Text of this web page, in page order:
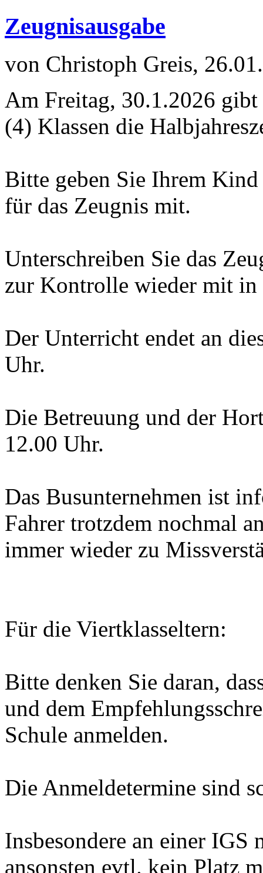
Zeugnisausgabe
von Christoph Greis,
Am Freitag, 30.1.2026
(4) Klassen die
Bitte geben Sie Ihrem
für das Zeugnis mit.
Unterschreiben Sie das
zur Kontrolle wieder mit in
Der Unterricht endet an
Uhr.
Die Betreuung und der
12.00 Uhr.
Das Busunternehmen ist
Fahrer trotzdem nochmal
immer wieder zu
Für die Viertklasseltern:
Bitte denken Sie daran,
und dem
Schule anmelden.
Die Anmeldetermine sind
Insbesondere an einer IGS
ansonsten evtl. kein Platz